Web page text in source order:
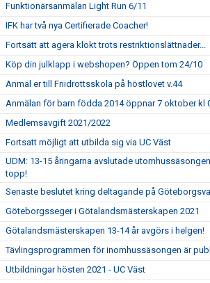
Funktionärsanmälan Light Run 6/11
IFK har två nya Certifierade Coacher!
Fortsätt att agera klokt trots restriktionslättnader...
Köp din julklapp i webshopen? Öppen tom 24/10
Anmäl er till Friidrottsskola på höstlovet v.44
Anmälan för barn födda 2014 öppnar 7 oktober kl
Medlemsavgift 2021/2022
Fortsatt möjligt att utbilda sig via UC Väst
UDM: 13-15 åringarna avslutade
topp!
Senaste beslutet kring deltagande på
Göteborgsseger i Götalandsmästerskapen 2021
Götalandsmästerskapen 13-14 år avgörs i helgen!
Tävlingsprogrammen för inomhussäsongen är
Utbildningar hösten 2021 - UC Väst